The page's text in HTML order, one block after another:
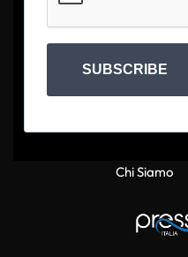
SUBSCRIBE
Chi Siamo